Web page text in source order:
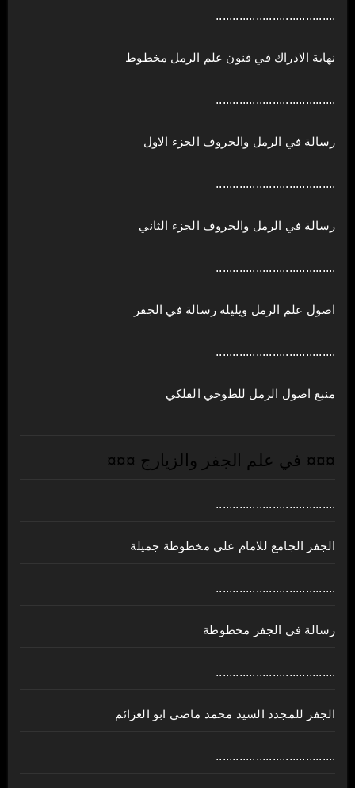
....................................
نهاية الادراك في فنون علم الرمل مخطوط
....................................
رسالة في الرمل والحروف الجزء الاول
....................................
رسالة في الرمل والحروف الجزء الثاني
....................................
اصول علم الرمل ويليله رسالة في الجفر
....................................
منبع اصول الرمل للطوخي الفلكي
¤¤¤ في علم الجفر والزيارج ¤¤¤
....................................
الجفر الجامع للامام علي مخطوطة جميلة
....................................
رسالة في الجفر مخطوطة
....................................
الجفر للمجدد السيد محمد ماضي ابو العزائم
....................................